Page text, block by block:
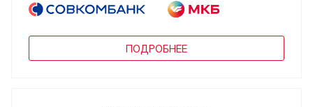
ПОДРОБНЕЕ